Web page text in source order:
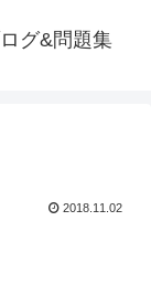
グ&問題集
2018.11.02